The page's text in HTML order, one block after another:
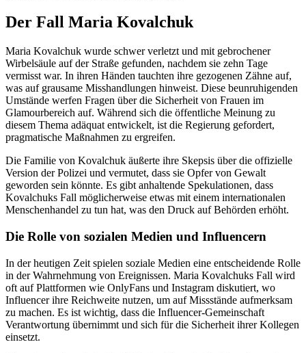
Der Fall Maria Kovalchuk
Maria Kovalchuk wurde schwer verletzt und mit gebrochener
Wirbelsäule auf der Straße gefunden, nachdem sie zehn Tage
vermisst war. In ihren Händen tauchten ihre gezogenen Zähne auf,
was auf grausame Misshandlungen hinweist. Diese beunruhigenden
Umstände werfen Fragen über die Sicherheit von Frauen im
Glamourbereich auf. Während sich die öffentliche Meinung zu
diesem Thema adäquat entwickelt, ist die Regierung gefordert,
pragmatische Maßnahmen zu ergreifen.
Die Familie von Kovalchuk äußerte ihre Skepsis über die offizielle
Version der Polizei und vermutet, dass sie Opfer von Gewalt
geworden sein könnte. Es gibt anhaltende Spekulationen, dass
Kovalchuks Fall möglicherweise etwas mit einem internationalen
Menschenhandel zu tun hat, was den Druck auf Behörden erhöht.
Die Rolle von sozialen Medien und Influencern
In der heutigen Zeit spielen soziale Medien eine entscheidende Rolle
in der Wahrnehmung von Ereignissen. Maria Kovalchuks Fall wird
oft auf Plattformen wie OnlyFans und Instagram diskutiert, wo
Influencer ihre Reichweite nutzen, um auf Missstände aufmerksam
zu machen. Es ist wichtig, dass die Influencer-Gemeinschaft
Verantwortung übernimmt und sich für die Sicherheit ihrer Kollegen
einsetzt.